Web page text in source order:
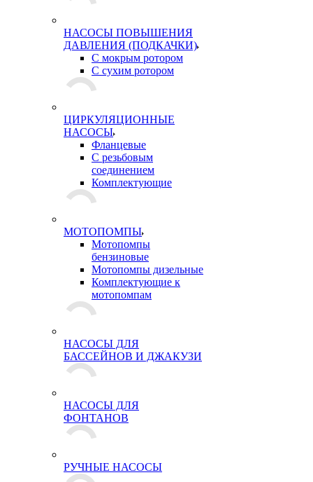
НАСОСЫ ПОВЫШЕНИЯ
ДАВЛЕНИЯ (ПОДКАЧКИ)
С мокрым ротором
С сухим ротором
ЦИРКУЛЯЦИОННЫЕ
НАСОСЫ
Фланцевые
С резьбовым
соединением
Комплектующие
МОТОПОМПЫ
Мотопомпы
бензиновые
Мотопомпы дизельные
Комплектующие к
мотопомпам
НАСОСЫ ДЛЯ
БАССЕЙНОВ И ДЖАКУЗИ
НАСОСЫ ДЛЯ
ФОНТАНОВ
РУЧНЫЕ НАСОСЫ